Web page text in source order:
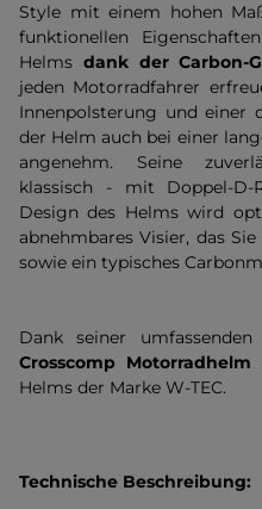
Style mit einem hohen
funktionellen
Helms dank der Carbon-
jeden Motorradfahrer
Innenpolsterung und einer
der Helm auch bei einer
angenehm. Seine
klassisch - mit Doppel-D-
Design des Helms wird
abnehmbares Visier, das
sowie ein typisches
Dank seiner
Crosscomp Motorradhelm
Helms der Marke W-TEC.
Technische Beschreibung: